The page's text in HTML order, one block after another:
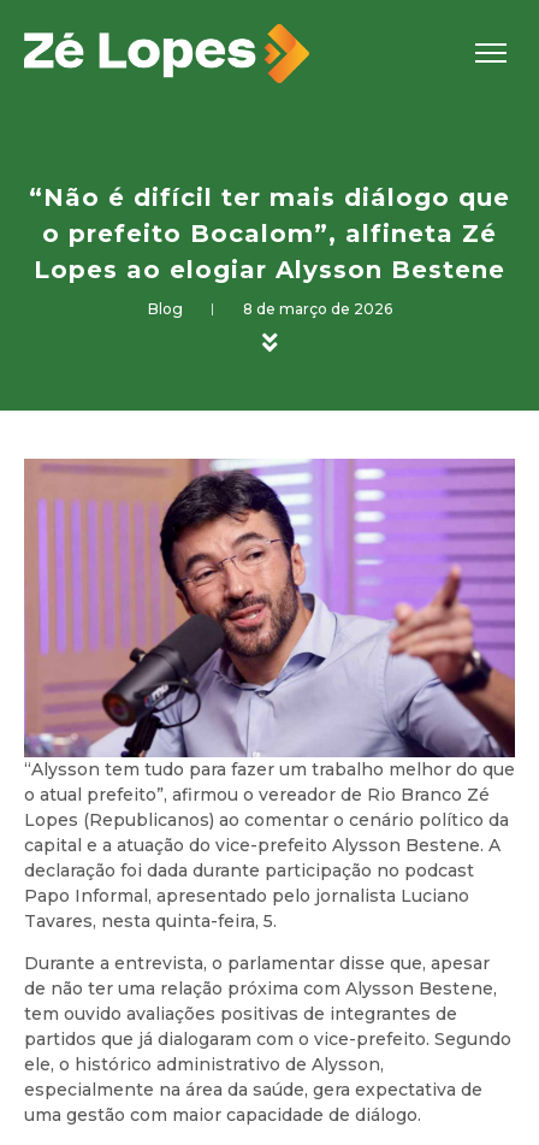
“Não é difícil ter mais diálogo que
o prefeito Bocalom”, alfineta Zé
Lopes ao elogiar Alysson Bestene
Blog 8 de março de 2026
“Alysson tem tudo para fazer um trabalho melhor do que
o atual prefeito”, afirmou o vereador de Rio Branco Zé
Lopes (Republicanos) ao comentar o cenário político da
capital e a atuação do vice-prefeito Alysson Bestene. A
declaração foi dada durante participação no podcast
Papo Informal, apresentado pelo jornalista Luciano
Tavares, nesta quinta-feira, 5.
Durante a entrevista, o parlamentar disse que, apesar
de não ter uma relação próxima com Alysson Bestene,
tem ouvido avaliações positivas de integrantes de
partidos que já dialogaram com o vice-prefeito. Segundo
ele, o histórico administrativo de Alysson,
especialmente na área da saúde, gera expectativa de
uma gestão com maior capacidade de diálogo.